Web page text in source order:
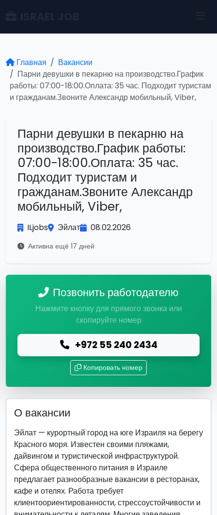
Главная
Вакансии
Парни девушки в пекарню на производство.График
работы: 07:00-18:00.Оплата: 35 час. Подходит туристам
и гражданам.Звоните Александр мобильный, Viber,
Парни девушки в пекарню на
производство.График работы:
07:00-18:00.Оплата: 35 час.
Подходит туристам и
гражданам.Звоните Александр
мобильный, Viber,
ILjobs Эйлат 08.02.2026
Активна ещё 17 дней
Позвонить работодателю
Нажмите кнопку для прямого звонка или
скопируйте номер
+972 55 240 2434
Копировать номер
О вакансии
Эйлат — курортный город на юге Израиля на берегу
Красного моря. Известен своими пляжами,
дайвингом и туристической инфраструктурой.
Сфера общественного питания в Израиле
предлагает разнообразные вакансии в ресторанах,
кафе и отелях. Работа требует
клиентоориентированности, стрессоустойчивости и